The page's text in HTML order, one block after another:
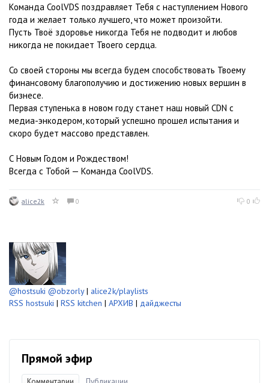
Команда CoolVDS поздравляет Тебя с наступлением Нового
года и желает только лучшего, что может произойти.
Пусть Твоё здоровье никогда Тебя не подводит и любов
никогда не покидает Твоего сердца.
Со своей стороны мы всегда будем способствовать Твоему
финансовому благополучию и достижению новых вершин в
бизнесе.
Первая ступенька в новом году станет наш новый CDN с
медиа-энкодером, который успешно прошел испытания и
скоро будет массово представлен.
С Новым Годом и Рождеством!
Всегда с Тобой — Команда CoolVDS.
alice2k 0 0
@hostsuki @obzorly| alice2k/playlists
RSS hostsuki | RSS kitchen | АРХИВ | дайджесты
Прямой эфир